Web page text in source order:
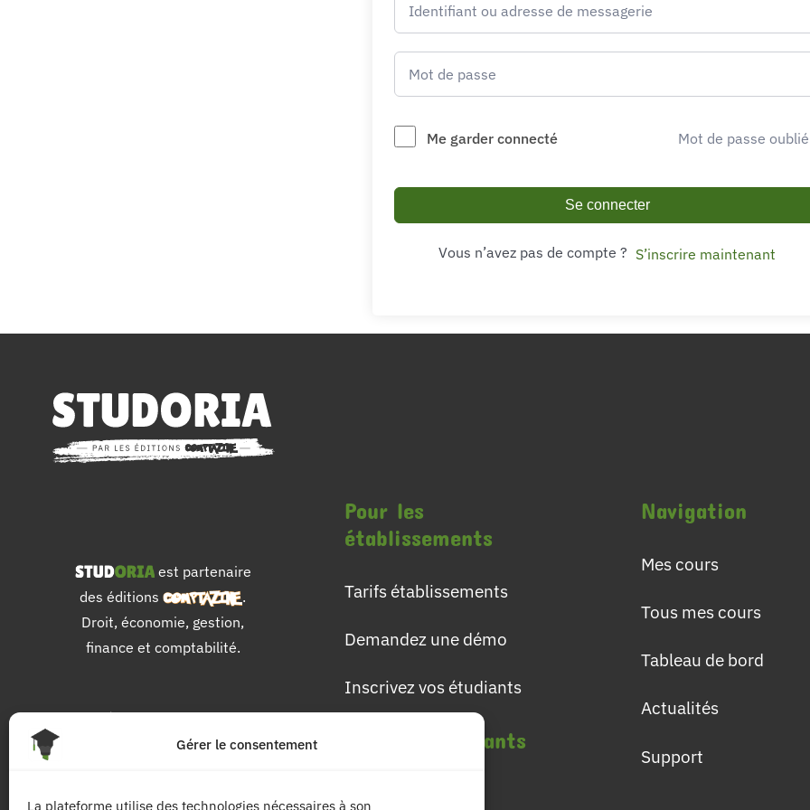
Gérer le consentement
La plateforme utilise des technologies nécessaires à son
Me garder connecté Mot de passe
Se connecter
Vous n’avez pas de compte ? S’inscrire maintenant
est partenaire
des éditions
.
Droit, économie, gestion,
finance et comptabilité.
Pour les
établissements
Tarifs établissements
Demandez une démo
Inscrivez vos étudiants
Pour les étudiants
Navigation
Mes cours
Tous mes cours
Tableau de bord
Actualités
Support